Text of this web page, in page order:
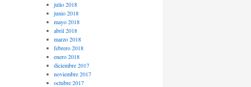
julio 2018
junio 2018
mayo 2018
abril 2018
marzo 2018
febrero 2018
enero 2018
diciembre 2017
noviembre 2017
octubre 2017